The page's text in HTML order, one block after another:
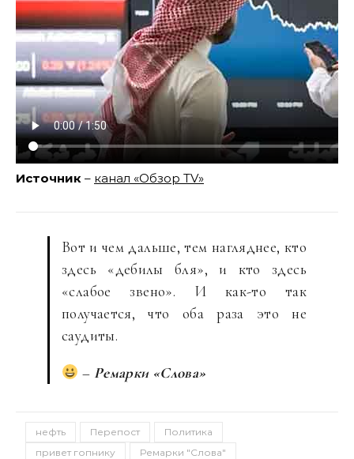
Источник – канал «Обзор TV»
Вот и чем дальше, тем нагляднее, кто
здесь «дебилы бля», и кто здесь
«слабое звено». И как-то так
получается, что оба раза это не
саудиты.
– Ремарки «Слова»
нефть Перепост
Политика
привет гопнику
Ремарки "Слова"